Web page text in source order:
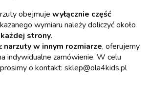
obejmuje wyłącznie część
wymiaru należy doliczyć około
strony.
narzuty w innym rozmiarze, oferujemy
indywidualne zamówienie. W celu
o kontakt: sklep@ola4kids.pl